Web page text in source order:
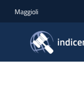
Maggioli